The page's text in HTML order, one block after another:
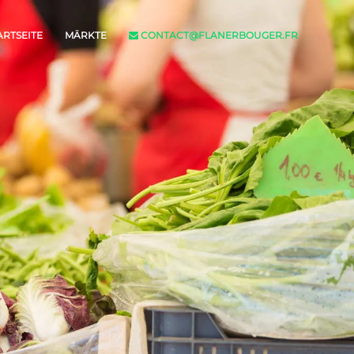
MÄRKTE CONTACT@FLANERBOUGER.FR